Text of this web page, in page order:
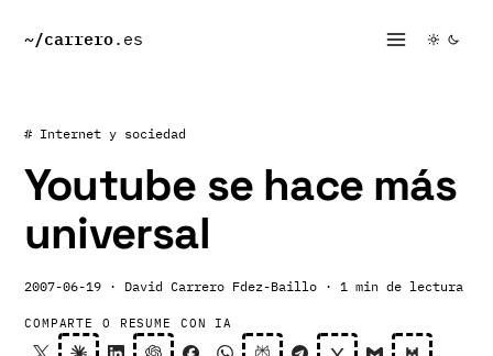
~/carrero.es
# Internet y sociedad
Youtube se hace más
universal
2007-06-19 · David Carrero Fdez-Baillo · 1 min de lectura
COMPARTE O RESUME CON IA